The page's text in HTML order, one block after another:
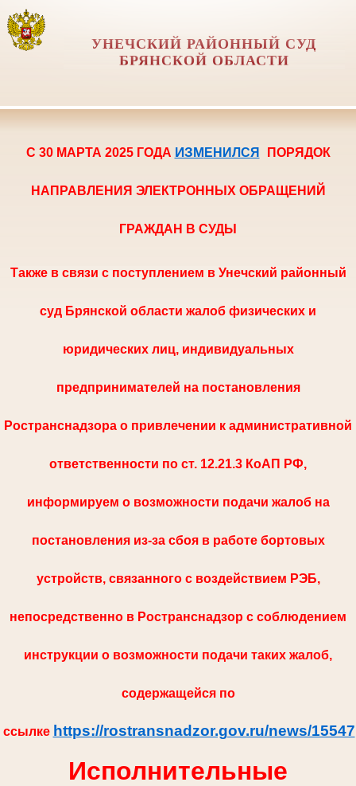
УНЕЧСКИЙ РАЙОННЫЙ СУД
БРЯНСКОЙ ОБЛАСТИ
С 30 МАРТА 2025 ГОДА ИЗМ ЕНИЛСЯ ПОРЯДОК
НАПРАВЛЕНИЯ ЭЛЕКТРОННЫХ ОБРАЩЕНИЙ
ГРАЖДАН В СУДЫ
Также всвязи с поступлением в Унечский районный
суд Брянской области жалоб физических и
юридических лиц, индивидуальных
предпринимателей на постановления
Ространснадзора о привлечении к административной
ответственности по ст. 12.21.3 КоАП РФ,
информируем о возможности подачи жалоб на
постановления из-за сбоя в работе бортовых
устройств, связанного с воздействием РЭБ,
непосредственно в Ространснадзор с соблюдением
инструкции о возможности подачи таких жалоб,
содержащейся по
ссылке https://rostransnadzor.gov.ru/news/15547
Исполнительные